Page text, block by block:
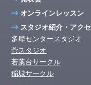
オンラインレッスン
スタジオ紹介・アク
多摩センタースタジオ
菅スタジオ
若葉台サークル
稲城サークル